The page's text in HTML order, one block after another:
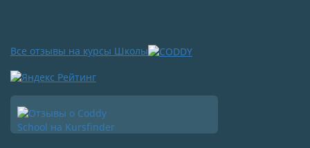
Все отзывы на курсы Школы